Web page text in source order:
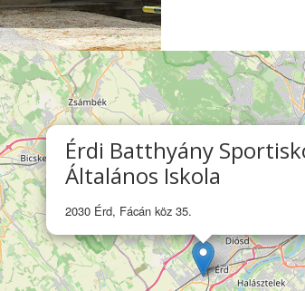
Érdi Batthyány
Általános Iskola
2030 Érd, Fácán köz 35.